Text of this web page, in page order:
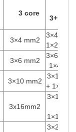
3 core
3+1
3×4 mm2
3×4
1×2,5
3×6 mm2
3×6
1×4
3×10 mm2
3×10
+ 1×6
3x16mm2
3×16
1×10
3×25